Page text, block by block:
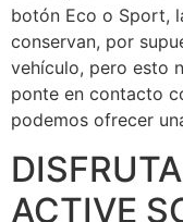
botón Eco o Sport,
conservan, por
vehículo, pero esto
ponte en contacto
podemos ofrecer
ACTIVE